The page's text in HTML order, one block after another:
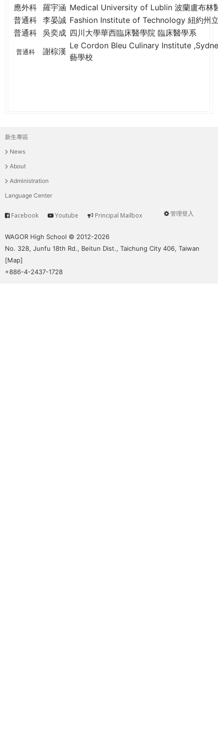
應外科 羅宇涵 Medical University of Lublin 波蘭盧布林
普通科 李晏誠 Fashion Institute of Technology 紐約州
普通科 吳奕成 四川大學華西臨床醫學院 臨床醫學系
普通科 謝棕漢
Le Cordon Bleu Culinary Institute
藝學校
主
選
單
新生專區
News
About
Administration
Language Center
User
管理登入
Service
Facebook Youtube Principal Mailbox
WAGOR High School © 2012-2026
No. 328, Junfu 18th Rd., Beitun Dist., Taichung City 406, Taiwan
[Map]
+886-4-2437-1728